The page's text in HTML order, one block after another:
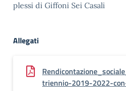
plessi di Giffoni Sei Casali
Allegati
triennio-2019-2022-